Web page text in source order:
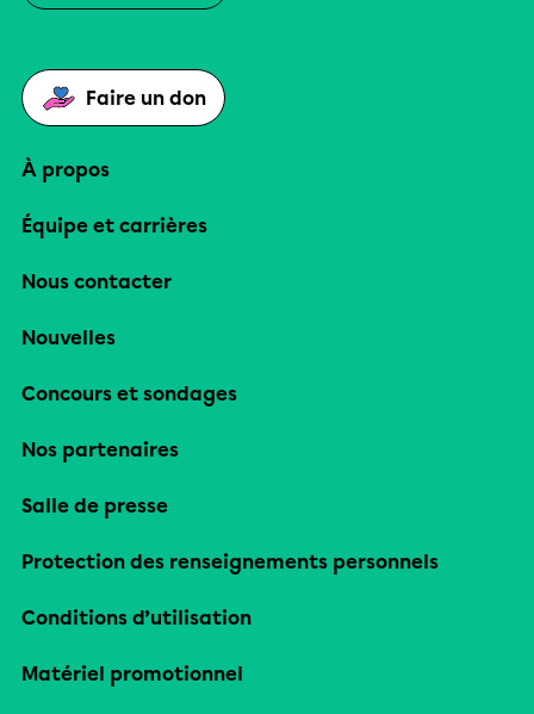
Faire un don
À propos
Équipe et carrières
Nous contacter
Nouvelles
Concours et sondages
Nos partenaires
Salle de presse
Protection des renseignements personnels
Conditions d’utilisation
Matériel promotionnel